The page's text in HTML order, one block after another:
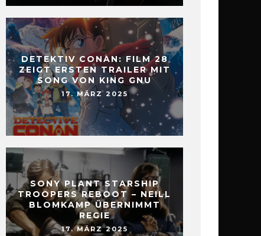
DETEKTIV CONAN: FILM 28
ZEIGT ERSTEN TRAILER MIT
SONG VON KING GNU
17. MÄRZ 2025
SONY PLANT STARSHIP
TROOPERS REBOOT – NEILL
BLOMKAMP ÜBERNIMMT
REGIE
17. MÄRZ 2025